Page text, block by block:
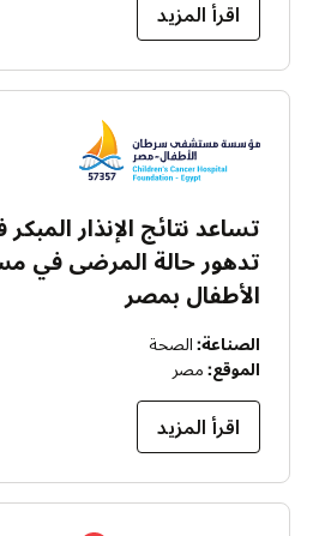
اقرأ المزيد
تساعد نتائج الإنذار
تدهور حالة المرضى في
الأطفال بمصر
الصناعة: الصحة
الموقع: مصر
اقرأ المزيد